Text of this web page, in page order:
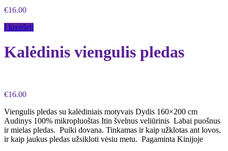
€16.00
Į krepšelį
Kalėdinis viengulis pledas
€16.00
Viengulis pledas su kalėdiniais motyvais Dydis 160×200 cm
Audinys 100% mikropluoštas Itin švelnus veliūrinis Labai puošnus
ir mielas pledas. Puiki dovana. Tinkamas ir kaip užklotas ant lovos,
ir kaip jaukus pledas užsikloti vėsiu metu. Pagaminta Kinijoje